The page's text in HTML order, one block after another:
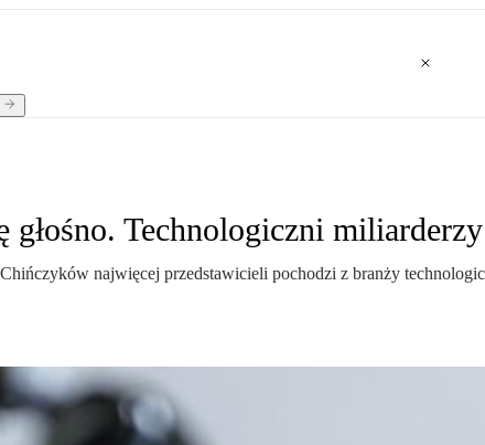
głośno. Technologiczni
najwięcej przedstawicieli pochodzi z branży